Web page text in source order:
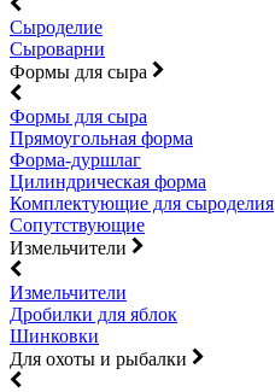
Сыроделие
Сыроварни
Формы для сыра
Формы для сыра
Прямоугольная форма
Форма-дуршлаг
Цилиндрическая форма
Комплектующие для сыроделия
Сопутствующие
Измельчители
Измельчители
Дробилки для яблок
Шинковки
Для охоты и рыбалки